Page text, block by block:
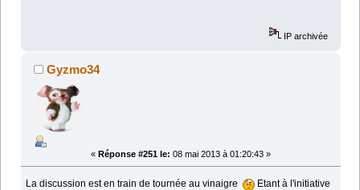
IP archivée
Gyzmo34
« Réponse #251 le: 08 mai 2013 à 01:20:43 »
La discussion est en train de tournée au vinaigre
Etant à l'initiative